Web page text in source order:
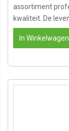
assortiment
kwaliteit. De
In Winkelwagen